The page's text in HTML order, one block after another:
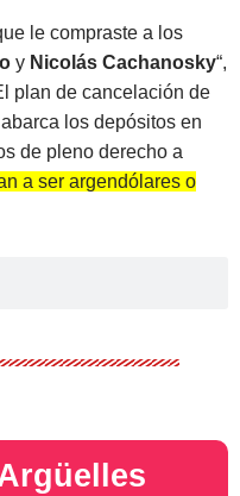
le compraste a los
y Nicolás Cachanosky“,
plan de cancelación de
los depósitos en
de pleno derecho a
a ser argendólares o